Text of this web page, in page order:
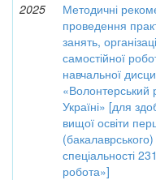
2025
Методичні
проведення
занять,
самостійної
навчальної
«Волонтерський
Україні» [для
вищої освіти
(бакалаврського)
спеціальності
робота»]